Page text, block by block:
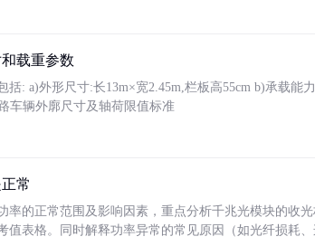
载重参数
括: a)外形尺寸:长13m×宽2.45m,栏板高55cm b)承载能
车辆外廓尺寸及轴荷限值标准
常
率的正常范围及影响因素，重点分析千兆光模块的收
值表格。同时解释功率异常的常见原因（如光纤损耗